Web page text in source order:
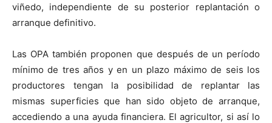
viñedo, independiente de su posterior replantación o
arranque definitivo.
Las OPA también proponen que después de un período
mínimo de tres años y en un plazo máximo de seis los
productores tengan la posibilidad de replantar las
mismas superficies que han sido objeto de arranque,
accediendo a una ayuda financiera. El agricultor, si así lo